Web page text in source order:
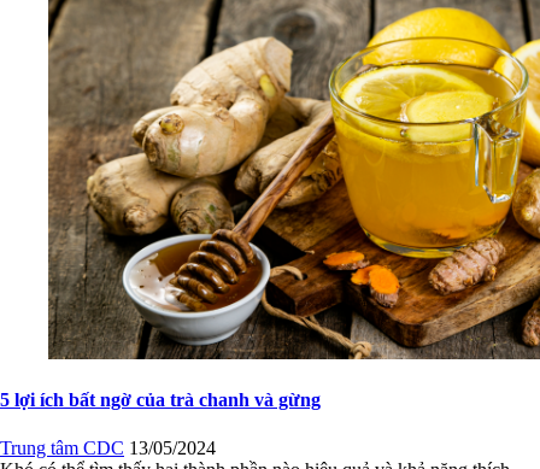
5 lợi ích bất ngờ của trà chanh và gừng
Trung tâm CDC 13/05/2024
Khó có thể tìm thấy hai thành phần nào hiệu quả và khả năng thích
ứng trong y học tự nhiên như chanh và gừng. Lợi ích của chúng được
nhân lên gấp bội khi kết hợp với nhau, mang đến một thức uống giúp
phục hồi sức khỏe…
Đọc thêm